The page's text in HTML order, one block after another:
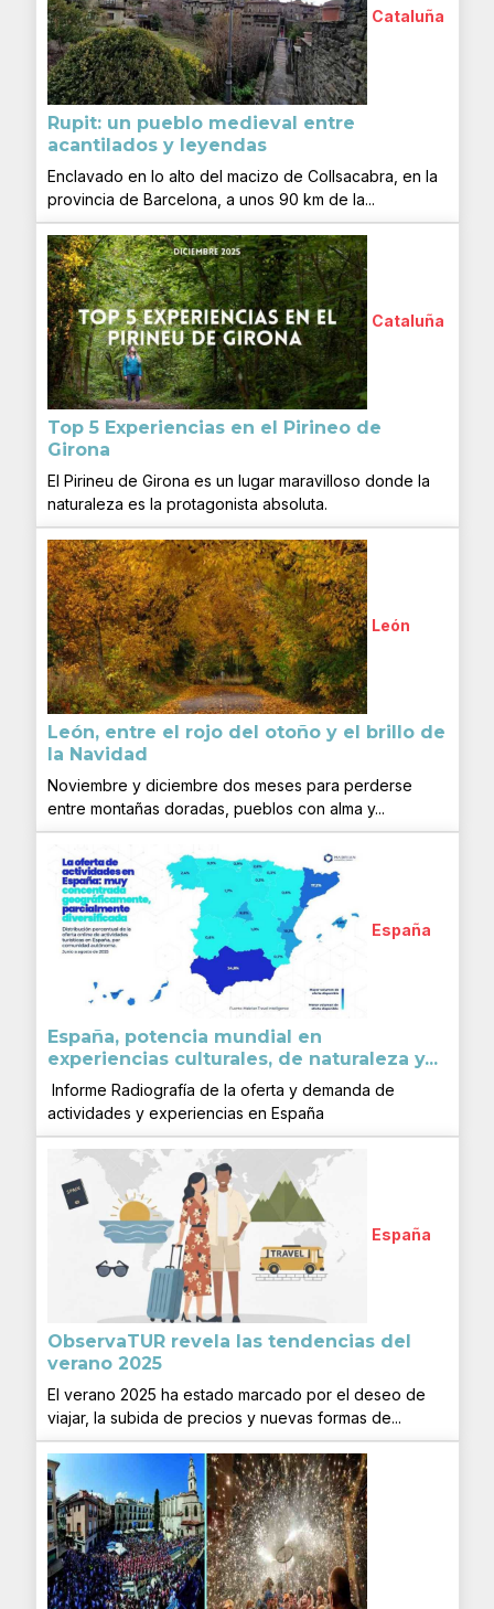
Cataluña
Rupit: un pueblo medieval entre
acantilados y leyendas
Enclavado en lo alto del macizo de Collsacabra, en la
provincia de Barcelona, a unos 90 km de la...
Cataluña
Top 5 Experiencias en el Pirineo de
Girona
El Pirineu de Girona es un lugar maravilloso donde la
naturaleza es la protagonista absoluta.
León
León, entre el rojo del otoño y el brillo de
la Navidad
Noviembre y diciembre dos meses para perderse
entre montañas doradas, pueblos con alma y...
España
España, potencia mundial en
experiencias culturales, de naturaleza y...
Informe Radiografía de la oferta y demanda de
actividades y experiencias en España
España
ObservaTUR revela las tendencias del
verano 2025
El verano 2025 ha estado marcado por el deseo de
viajar, la subida de precios y nuevas formas de...